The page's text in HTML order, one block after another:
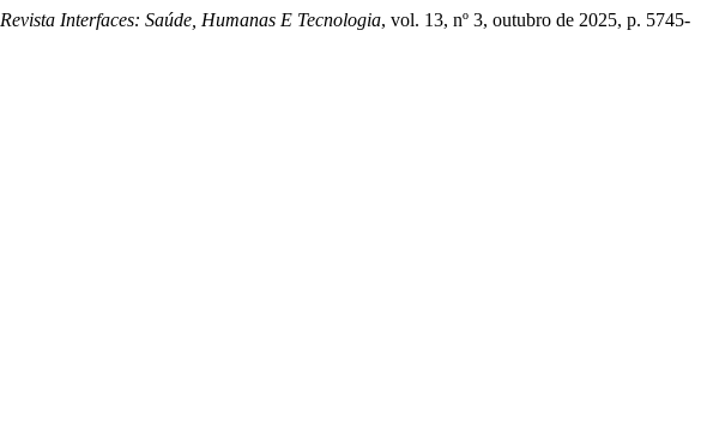
Revista Interfaces: Saúde, Humanas E Tecnologia, vol. 13, nº 3, outubro de 2025, p. 5745-